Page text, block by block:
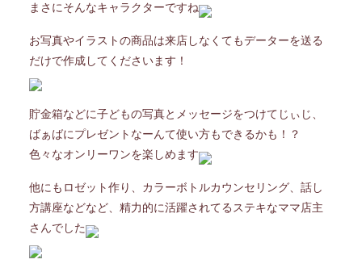
まさにそんなキャラクターですね
お写真やイラストの商品は来店しなくてもデーターを送る
だけで作成してくださいます！
貯金箱などに子どもの写真とメッセージをつけてじぃじ、
ばぁばにプレゼントなーんて使い方もできるかも！？
色々なオンリーワンを楽しめます
他にもロゼット作り、カラーボトルカウンセリング、話し
方講座などなど、精力的に活躍されてるステキなママ店主
さんでした